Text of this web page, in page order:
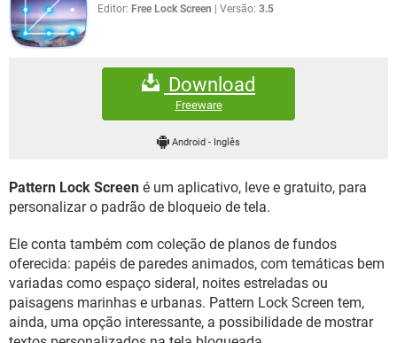
INSTAGRAM GMAIL
GUIA DE COMPRAS
OUTLOOK
JOGOS WHATSAPP
CELULAR
EXCEL
GMAIL
FÓRUM
FACEBOOK
EXCEL
GMAIL
WHATSAPP
INSTAGRAM GMAIL
Editor: Free Lock Screen Versão: 3.5
Download
Freeware
Android- Inglês
Pattern Lock Screen é um aplicativo, leve e gratuito, para
personalizar o padrão de bloqueio de tela.
Ele conta também com coleção de planos de fundos
oferecida: papéis de paredes animados, com temáticas bem
variadas como espaço sideral, noites estreladas ou
paisagens marinhas e urbanas. Pattern Lock Screen tem,
ainda, uma opção interessante, a possibilidade de mostrar